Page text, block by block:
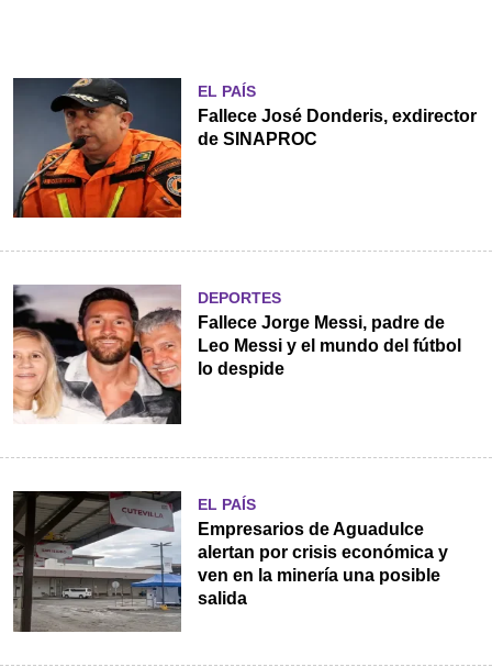
EL PAÍS
Fallece José Donderis, exdirector
de SINAPROC
DEPORTES
Fallece Jorge Messi, padre de
Leo Messi y el mundo del fútbol
lo despide
EL PAÍS
Empresarios de Aguadulce
alertan por crisis económica y
ven en la minería una posible
salida